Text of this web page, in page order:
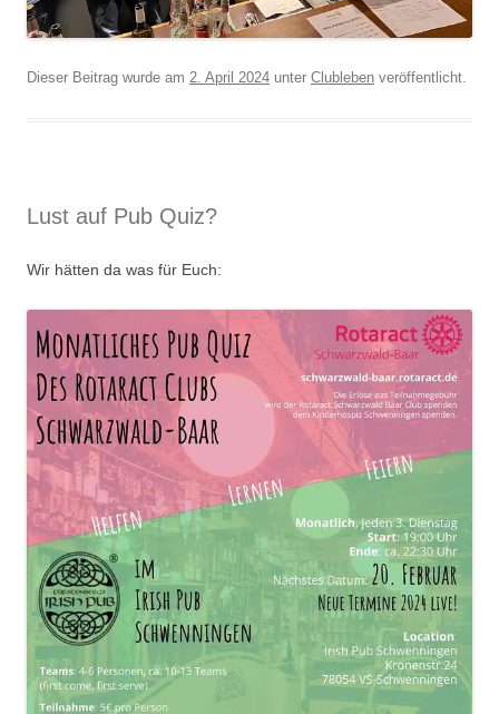
Dieser Beitrag wurde am 2. April 2024 unter Clubleben veröffentlicht.
Lust auf Pub Quiz?
Wir hätten da was für Euch: